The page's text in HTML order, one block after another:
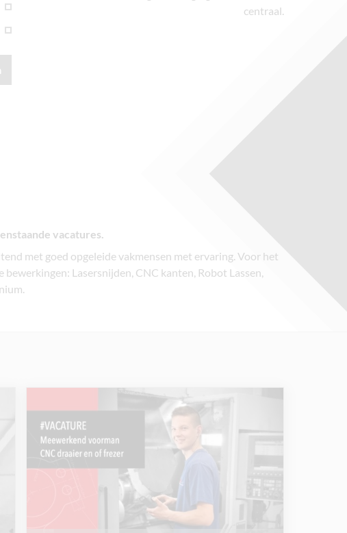
centraal.
vacatures.
met goed opgeleide vakmensen met ervaring. Voor het
Lasersnijden, CNC kanten, Robot Lassen,